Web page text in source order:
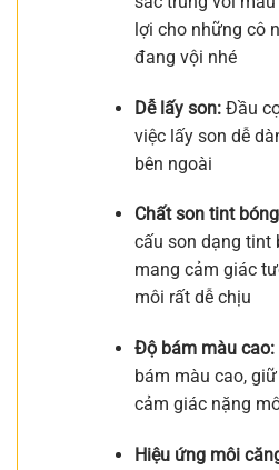
lợi cho những cô
đang vội nhé
Dễ lấy son:Đầu
việc lấy son dễ
bên ngoài
Chất son tint
cấu son dạng tint
mang cảm giác
môi rất dễ chịu
Độ bám màu cao:
bám màu cao,
cảm giác nặng
Hiệu ứng môi